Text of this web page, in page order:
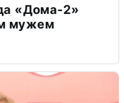
«Дома-2»
мужем